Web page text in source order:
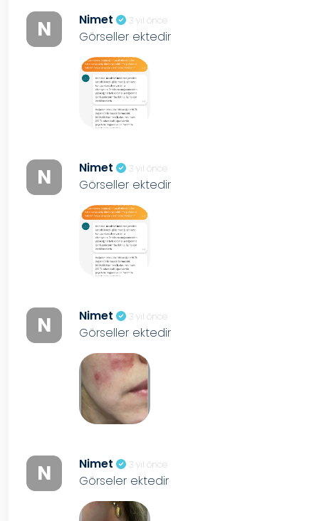
N Nimet 3 yıl önce
Görseller ektedir
N Nimet 3 yıl önce
Görseller ektedir
N Nimet 3 yıl önce
Görseller ektedir
N Nimet 3 yıl önce
Görseler ektedir